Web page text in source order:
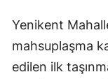
Yenikent
mahsuplaşma
edilen ilk